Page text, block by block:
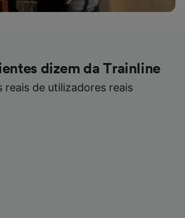
dizem da Trainline
reais de utilizadores reais